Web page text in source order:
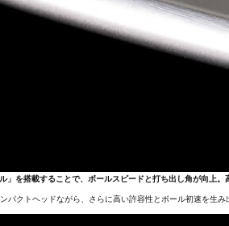
」を搭載することで、ボールスピードと打ち出し角が向上
パクトヘッドながら、さらに高い許容性とボール初速を